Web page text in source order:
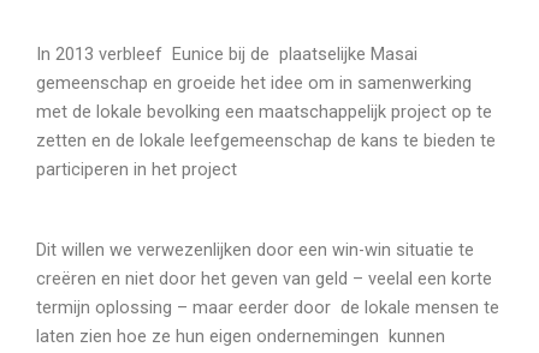
In 2013 verbleef Eunice bij de plaatselijke Masai
gemeenschap en groeide het idee om in samenwerking
met de lokale bevolking een maatschappelijk project op te
zetten en de lokale leefgemeenschap de kans te bieden te
participeren in het project
Dit willen we verwezenlijken door een win-win situatie te
creëren en niet door het geven van geld – veelal een korte
termijn oplossing – maar eerder door de lokale mensen te
laten zien hoe ze hun eigen ondernemingen kunnen